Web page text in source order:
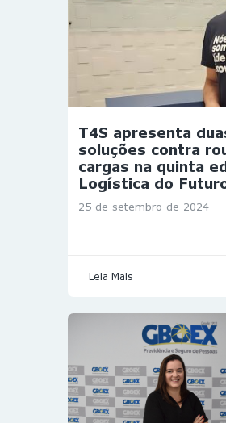
T4S apresenta
soluções contra
cargas na quinta
Logística do
25 de setembro de 2024
Leia Mais